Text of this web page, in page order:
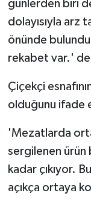
günlerden biri
dolayısıyla arz
önünde
rekabet var.'
Çiçekçi
olduğunu ifade
'Mezatlarda
sergilenen
kadar çıkıyor.
açıkça ortaya